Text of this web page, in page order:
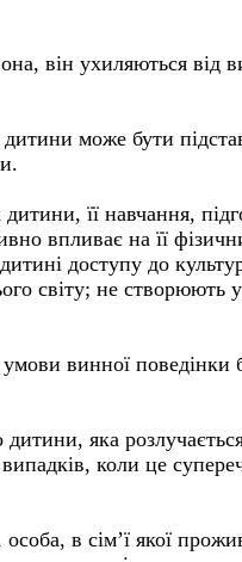
він ухиляються від
дитини може бути
її навчання,
впливає на її
доступу до
світу; не створюють
винної поведінки
яка
випадків, коли це
в сім’ї якої